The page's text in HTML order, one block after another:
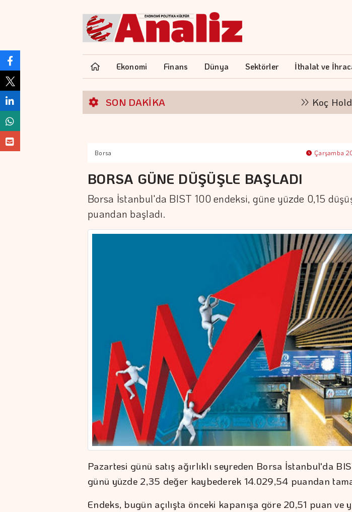
Ekonomi Finans Dünya Sektörler İthalat ve
SON DAKİKA Koç Holding
Borsa Çarşamba
BORSA GÜNE DÜŞÜŞLE BAŞLADI
Borsa İstanbul'da BIST 100 endeksi, güne yüzde 0,15
puandan başladı.
Pazartesi günü satış ağırlıklı seyreden Borsa İstanbul'da
günü yüzde 2,35 değer kaybederek 14.029,54 puandan
Endeks, bugün açılışta önceki kapanışa göre 20,51 puan ve